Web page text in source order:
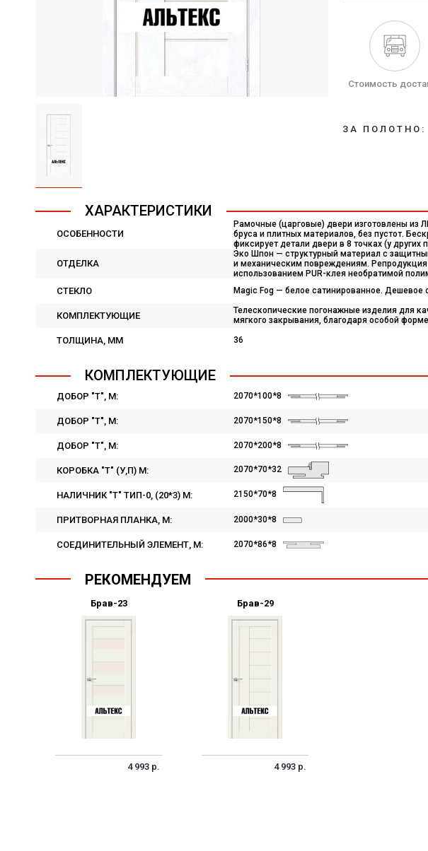
Стоимость
ЗА ПОЛОТНО:
ХАРАКТЕРИСТИКИ
ОСОБЕННОСТИ
Рамочные (царговые) двери изготовлены из
бруса и плитных материалов, без пустот.
фиксирует детали двери в 8 точках (у других
ОТДЕЛКА
Эко Шпон — структурный материал с
и механическим повреждениям.
использованием PUR-клея необратимой
СТЕКЛО Magic Fog — белое сатинированное. Дешевое
КОМПЛЕКТУЮЩИЕ
Телескопические погонажные изделия для
мягкого закрывания, благодаря особой
ТОЛЩИНА, ММ 36
КОМПЛЕКТУЮЩИЕ
ДОБОР "Т", М: 2070*100*8
ДОБОР "Т", М: 2070*150*8
ДОБОР "Т", М: 2070*200*8
КОРОБКА "Т" (У,П) М: 2070*70*32
НАЛИЧНИК "Т" ТИП-0, (20*3) М: 2150*70*8
ПРИТВОРНАЯ ПЛАНКА, М: 2000*30*8
СОЕДИНИТЕЛЬНЫЙ ЭЛЕМЕНТ, M: 2070*86*8
РЕКОМЕНДУЕМ
Брав-23
4 993 р.
Брав-29
4 993 р.